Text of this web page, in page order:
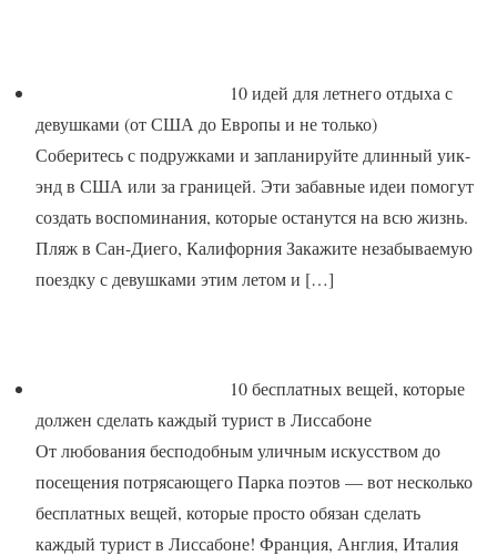
10 идей для летнего отдыха с
девушками (от США до Европы и не только)
Соберитесь с подружками и запланируйте длинный уик-
энд в США или за границей. Эти забавные идеи помогут
создать воспоминания, которые останутся на всю жизнь.
Пляж в Сан-Диего, Калифорния Закажите незабываемую
поездку с девушками этим летом и […]
10 бесплатных вещей, которые
должен сделать каждый турист в Лиссабоне
От любования бесподобным уличным искусством до
посещения потрясающего Парка поэтов — вот несколько
бесплатных вещей, которые просто обязан сделать
каждый турист в Лиссабоне! Франция, Англия, Италия